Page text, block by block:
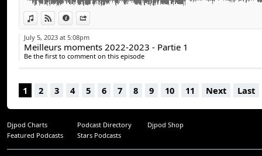
View in iTunes
View on Djpod
Information
July 5, 2023 at 5:08pm
Meilleurs moments 2022-2023 - Partie 1
Be the first to comment on this episode
1 2 3 4 5 6 7 8 9 10 11 Next Last
Djpod Charts Podcast Directory
Djpod Shop
Featured Podcasts
Stars Podcasts